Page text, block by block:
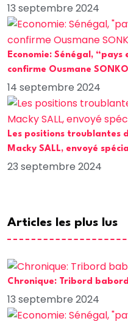
13 septembre 2024
Economie: Sénégal, “pays
confirme Ousmane SONKO
14 septembre 2024
Les positions troublantes
Macky SALL, envoyé
23 septembre 2024
Articles les plus lus
Chronique: Tribord
13 septembre 2024